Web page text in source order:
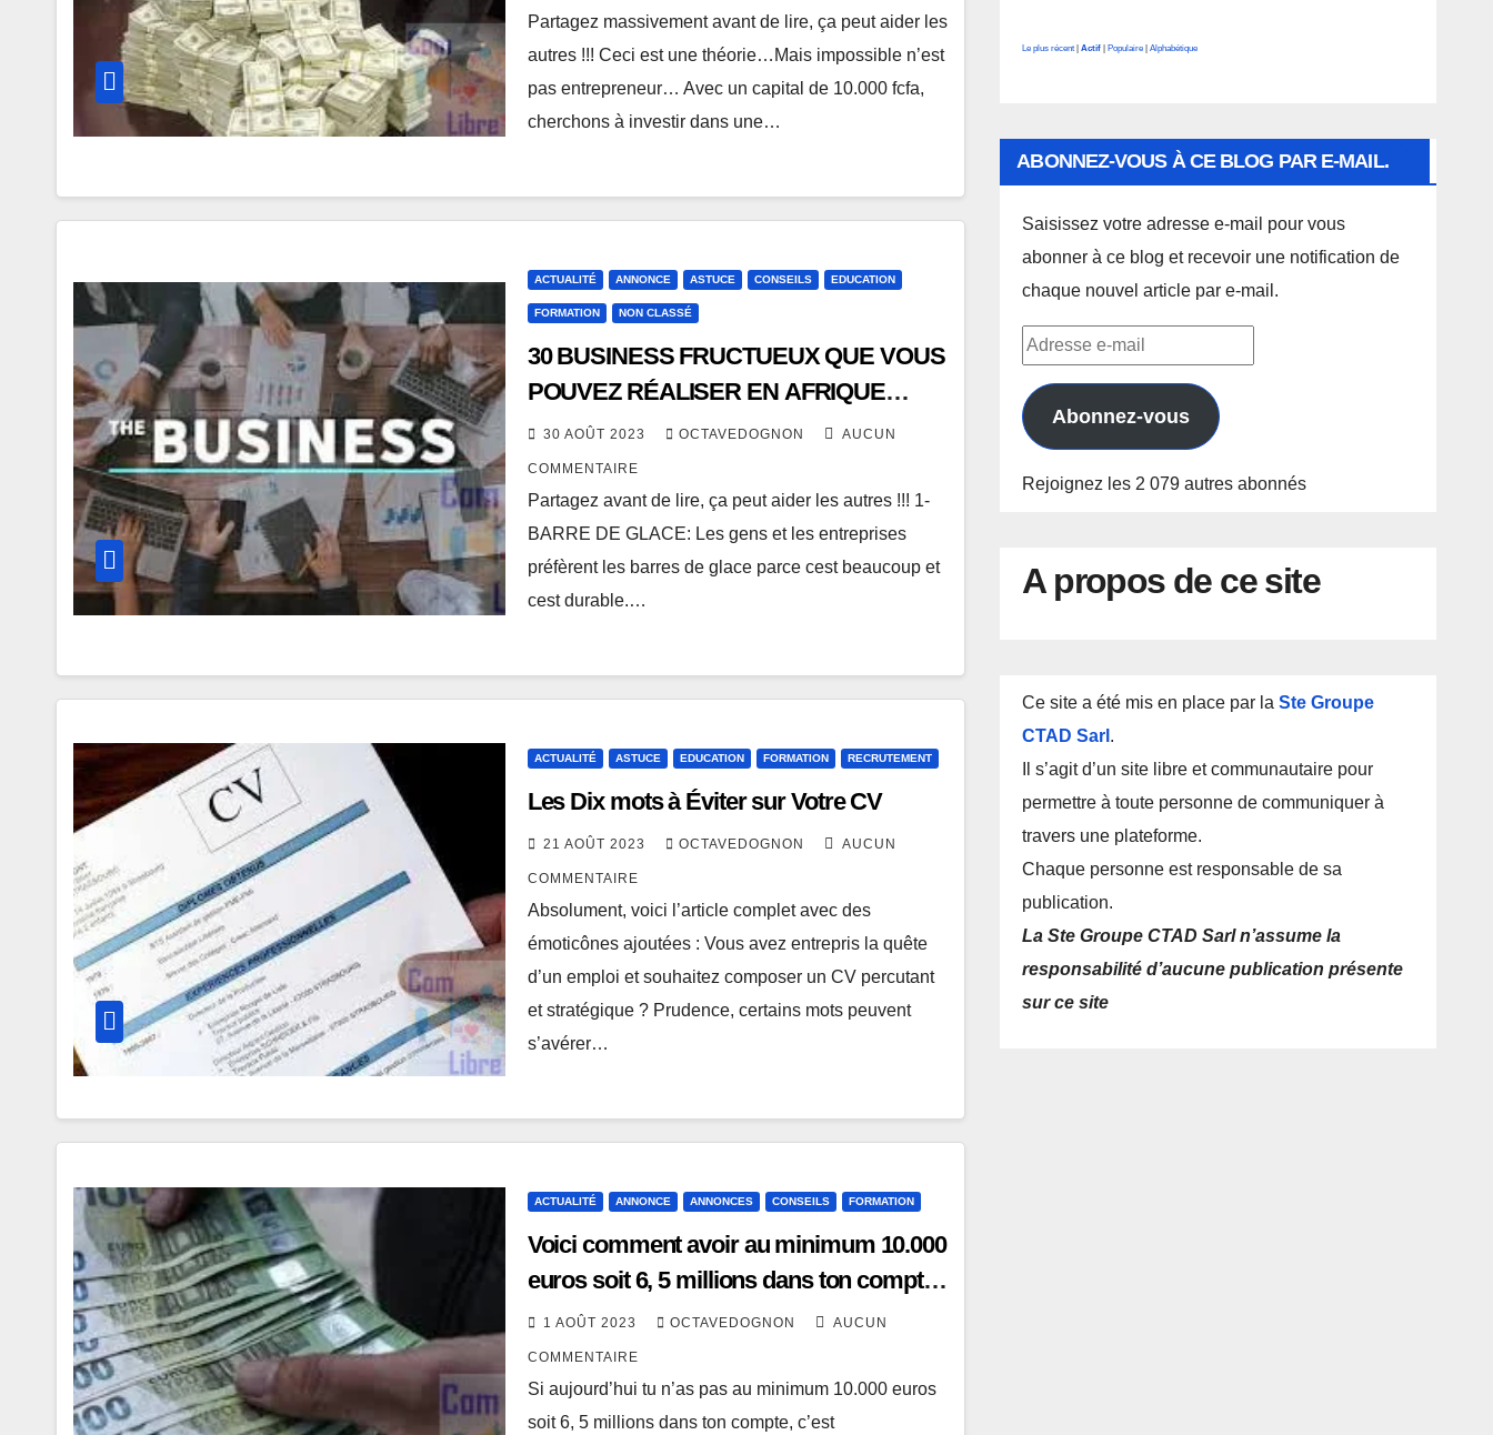
Partagez massivement avant de lire, ça peut aider les
autres !!! Ceci est une théorie…Mais impossible n’est
pas entrepreneur… Avec un capital de 10.000 fcfa,
cherchons à investir dans une…
ACTUALITÉ ANNONCE ASTUCE CONSEILS EDUCATION
FORMATION NON CLASSÉ
30 BUSINESS FRUCTUEUX QUE VOUS
POUVEZ RÉALISER EN AFRIQUE
AVEC DES BUDGETS DE 150.000 FCFA
À 3.000.000 FCFA
30 AOÛT 2023 OCTAVEDOGNON AUCUN
COMMENTAIRE
Partagez avant de lire, ça peut aider les autres !!! 1-
BARRE DE GLACE: Les gens et les entreprises
préfèrent les barres de glace parce cest beaucoup et
cest durable.…
ACTUALITÉ ASTUCE EDUCATION FORMATION RECRUTEMENT
Les Dix mots à Éviter sur Votre CV
21 AOÛT 2023 OCTAVEDOGNON AUCUN
COMMENTAIRE
Absolument, voici l’article complet avec des
émoticônes ajoutées : Vous avez entrepris la quête
d’un emploi et souhaitez composer un CV percutant
et stratégique ? Prudence, certains mots peuvent
s’avérer…
ACTUALITÉ ANNONCE ANNONCES CONSEILS FORMATION
Voici comment avoir au minimum 10.000
euros soit 6, 5 millions dans ton compte
aujourd’hui.
1 AOÛT 2023 OCTAVEDOGNON AUCUN
COMMENTAIRE
Si aujourd’hui tu n’as pas au minimum 10.000 euros
soit 6, 5 millions dans ton compte, c’est
Le plus récent | Actif | Populaire | Alphabétique
ABONNEZ-VOUS À CE BLOG PAR E-MAIL.
Saisissez votre adresse e-mail pour vous
abonner à ce blog et recevoir une notification de
chaque nouvel article par e-mail.
Adresse
mail Abonnez-vous
Rejoignez les 2 079 autres abonnés
A propos de ce site
Ce site a été mis en place par laSte Groupe
CTAD Sarl .
Il s’agit d’un site libre et communautaire pour
permettre à toute personne de communiquer à
travers une plateforme.
Chaque personne est responsable de sa
publication.
La Ste Groupe CTAD Sarl n’assume la
responsabilité d’aucune publication présente
sur ce site